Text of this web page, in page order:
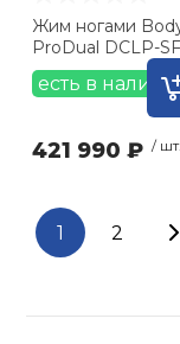
Жим ногами
ProDual DCLP-SF
есть в
421 990 ₽ / шт.
1 2